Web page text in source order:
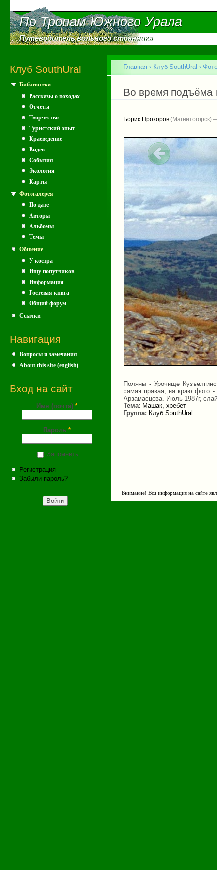
По Тропам Южного Урала
По Тропам Южного Урала
Путеводитель вольного странника
Путеводитель вольного странника
Клуб SouthUral
Библиотека
Рассказы о походах
Отчеты
Творчество
Туристский опыт
Краеведение
Видео
События
Экология
Карты
Фотогалерея
По дате
Авторы
Альбомы
Темы
Общение
У костра
Ищу попутчиков
Информация
Гостевая книга
Общий форум
Ссылки
Навигация
Вопросы и замечания
About this site (english)
Вход на сайт
Имя (почта) *
Пароль *
Запомнить
Регистрация
Забыли пароль?
Вы здесь
Главная › Клуб SouthUral ›
Во время подъёма
Борис Прохоров (Магнитогорск)
Поляны - Урочище
самая правая, на краю фото
Арзамасцева. Июль 1987г,
Тема: Машак, хребет
Группа: Клуб SouthUral
Внимание! Вся информация на сайте